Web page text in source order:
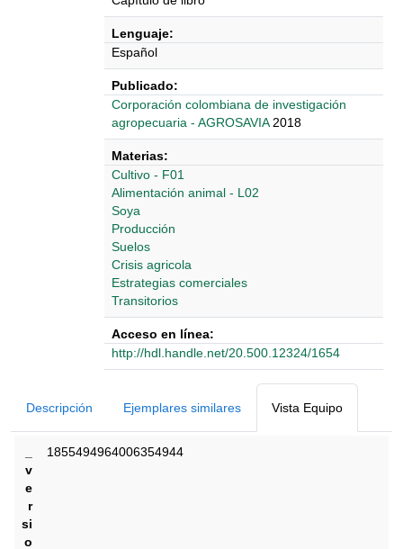
Lenguaje:
Español
Publicado:
‎‎Corporación colombiana de investigación
agropecuaria - AGROSAVIA 2018
Materias:
Cultivo - F01
Alimentación animal - L02
Soya
Producción
Suelos
Crisis agricola
Estrategias comerciales
Transitorios
Acceso en línea:
http://hdl.handle.net/20.500.12324/1654
Descripción Ejemplares similares Vista Equipo
v
e
r
si
o
1855494964006354944